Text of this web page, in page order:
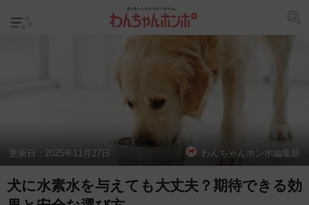
更新日： 2025年11月27日 わんちゃんホンポ編集部
犬に水素水を与えても大丈夫？期待できる効